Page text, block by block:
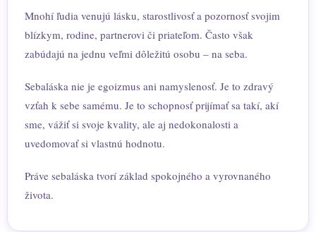
Mnohí ľudia venujú lásku, starostlivosť a pozornosť svojim
blízkym, rodine, partnerovi či priateľom. Často však
zabúdajú na jednu veľmi dôležitú osobu – na seba.
Sebaláska nie je egoizmus ani namyslenosť. Je to zdravý
vzťah k sebe samému. Je to schopnosť prijímať sa takí, akí
sme, vážiť si svoje kvality, ale aj nedokonalosti a
uvedomovať si vlastnú hodnotu.
Práve sebaláska tvorí základ spokojného a vyrovnaného
života.